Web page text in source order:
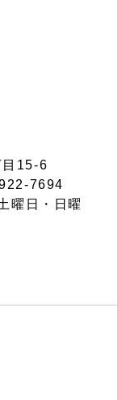
15-6
7694
曜日・日曜